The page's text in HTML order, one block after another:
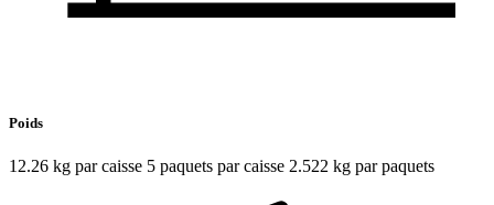
Poids
12.26 kg par caisse 5 paquets par caisse 2.522 kg par paquets